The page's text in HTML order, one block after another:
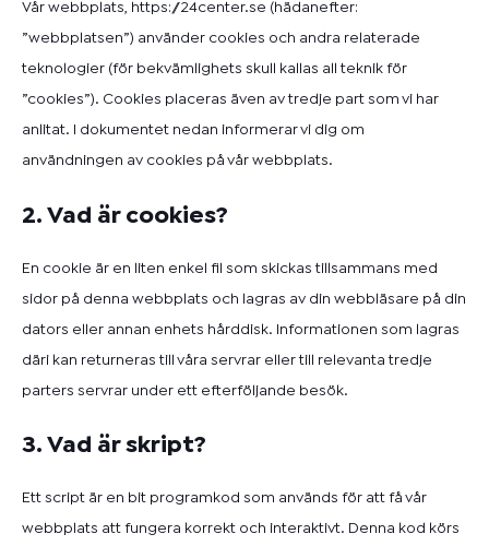
Vår webbplats, https://24center.se (hädanefter:
”webbplatsen”) använder cookies och andra relaterade
teknologier (för bekvämlighets skull kallas all teknik för
”cookies”). Cookies placeras även av tredje part som vi har
anlitat. I dokumentet nedan informerar vi dig om
användningen av cookies på vår webbplats.
2. Vad är cookies?
En cookie är en liten enkel fil som skickas tillsammans med
sidor på denna webbplats och lagras av din webbläsare på din
dators eller annan enhets hårddisk. Informationen som lagras
däri kan returneras till våra servrar eller till relevanta tredje
parters servrar under ett efterföljande besök.
3. Vad är skript?
Ett script är en bit programkod som används för att få vår
webbplats att fungera korrekt och interaktivt. Denna kod körs